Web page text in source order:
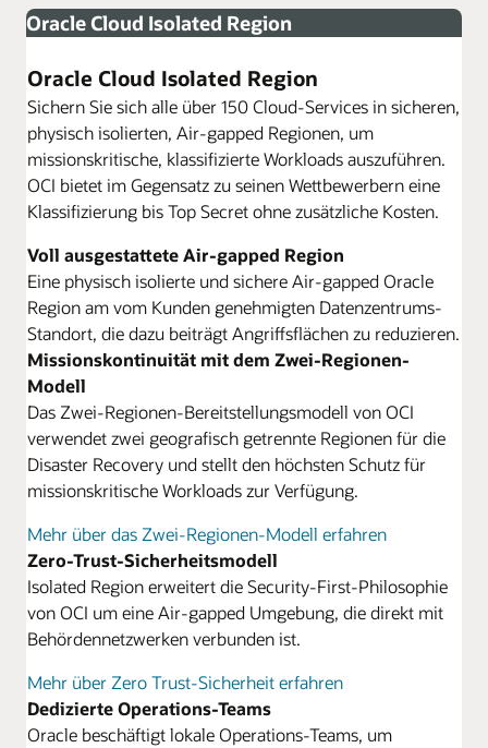
Oracle Cloud Isolated Region
Oracle Cloud Isolated Region
Sichern Sie sich alle über 150 Cloud-Services in sicheren,
physisch isolierten, Air-gapped Regionen, um
missionskritische, klassifizierte Workloads auszuführen.
OCI bietet im Gegensatz zu seinen Wettbewerbern eine
Klassifizierung bis Top Secret ohne zusätzliche Kosten.
Voll ausgestattete Air-gapped Region
Eine physisch isolierte und sichere Air-gapped Oracle
Region am vom Kunden genehmigten Datenzentrums-
Standort, die dazu beiträgt Angriffsflächen zu reduzieren.
Missionskontinuität mit dem Zwei-Regionen-
Modell
Das Zwei-Regionen-Bereitstellungsmodell von OCI
verwendet zwei geografisch getrennte Regionen für die
Disaster Recovery und stellt den höchsten Schutz für
missionskritische Workloads zur Verfügung.
Mehr über das Zwei-Regionen-Modell erfahren
Zero-Trust-Sicherheitsmodell
Isolated Region erweitert die Security-First-Philosophie
von OCI um eine Air-gapped Umgebung, die direkt mit
Behördennetzwerken verbunden ist.
Mehr über Zero Trust-Sicherheit erfahren
Dedizierte Operations-Teams
Oracle beschäftigt lokale Operations-Teams, um